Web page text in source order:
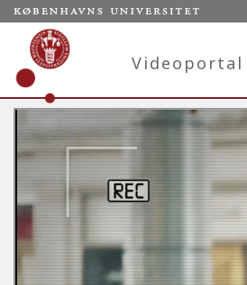
Videoportal